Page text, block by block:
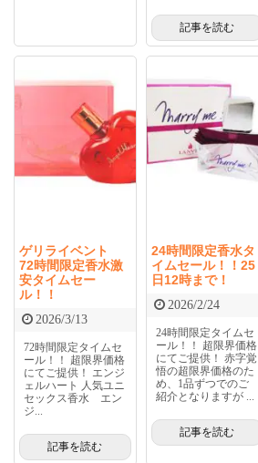
記事を読む
ゲリライベント
72時間限定香水激
安タイムセー
ル！！
2026/3/13
72時間限定タイムセ
ール！！ 超限界価格
にてご提供！ エンジ
ェルハート 人気ユニ
セックス香水 エン
ジ...
記事を読む
24時間限定香水タ
イムセール！！25
日12時まで！
2026/2/24
24時間限定タイムセ
ール！！ 超限界価格
にてご提供！ 赤字覚
悟の超限界価格のた
め、1品ずつでのご
紹介となりますが ...
記事を読む